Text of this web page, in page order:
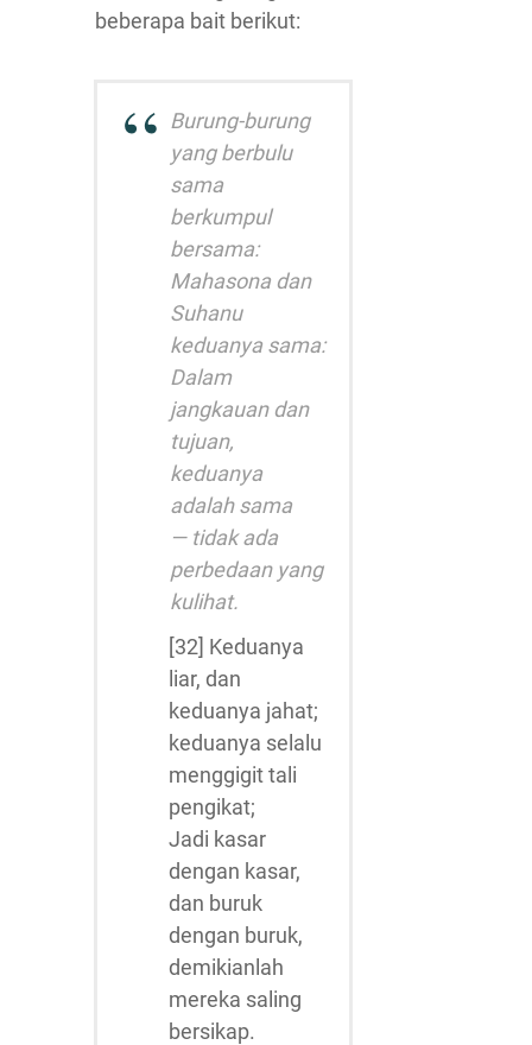
beberapa bait berikut:
Burung-burung
yang berbulu
sama
berkumpul
bersama:
Mahasona dan
Suhanu
keduanya sama:
Dalam
jangkauan dan
tujuan,
keduanya
adalah sama
— tidak ada
perbedaan yang
kulihat.
[32] Keduanya
liar, dan
keduanya jahat;
keduanya selalu
menggigit tali
pengikat;
Jadi kasar
dengan kasar,
dan buruk
dengan buruk,
demikianlah
mereka saling
bersikap.